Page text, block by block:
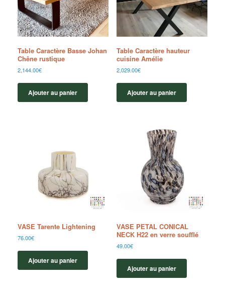
Table Caractère Basse Johan
Chêne rustique
2,144.00€
Ajouter au panier
Table Caractère hauteur
cuisine Amélie
2,029.00€
Ajouter au panier
VASE Tarente Lightening
76.00€
Ajouter au panier
VASE PETAL CONICAL
NECK H22 en verre soufflé
49.00€
Ajouter au panier